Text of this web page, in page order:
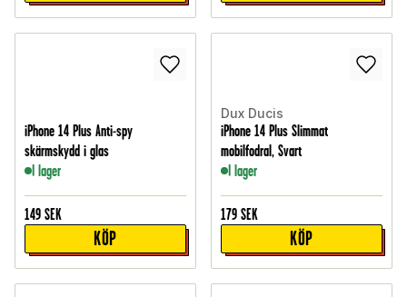
iPhone 14 Plus Anti-spy
skärmskydd i glas
I lager
149 SEK
KÖP
Dux Ducis
iPhone 14 Plus Slimmat
mobilfodral, Svart
I lager
179 SEK
KÖP